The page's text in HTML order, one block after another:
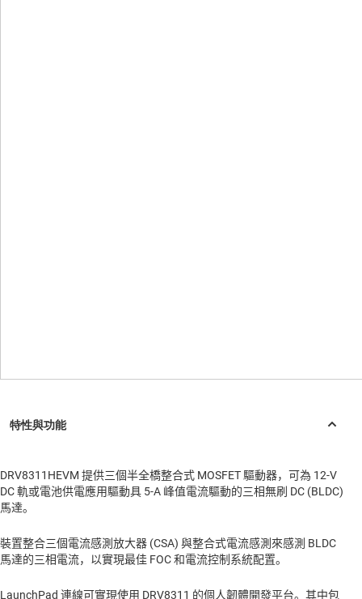
DRV8311HEVM 提供三個半全橋整合式 MOSFET 驅動器，可為 12-V
DC 軌或電池供電應用驅動具 5-A 峰值電流驅動的三相無刷 DC (BLDC)
馬達。
裝置整合三個電流感測放大器 (CSA) 與整合式電流感測來感測 BLDC
馬達的三相電流，以實現最佳 FOC 和電流控制系統配置。
LaunchPad 連線可實現使用 DRV8311 的個人韌體開發平台。其中包